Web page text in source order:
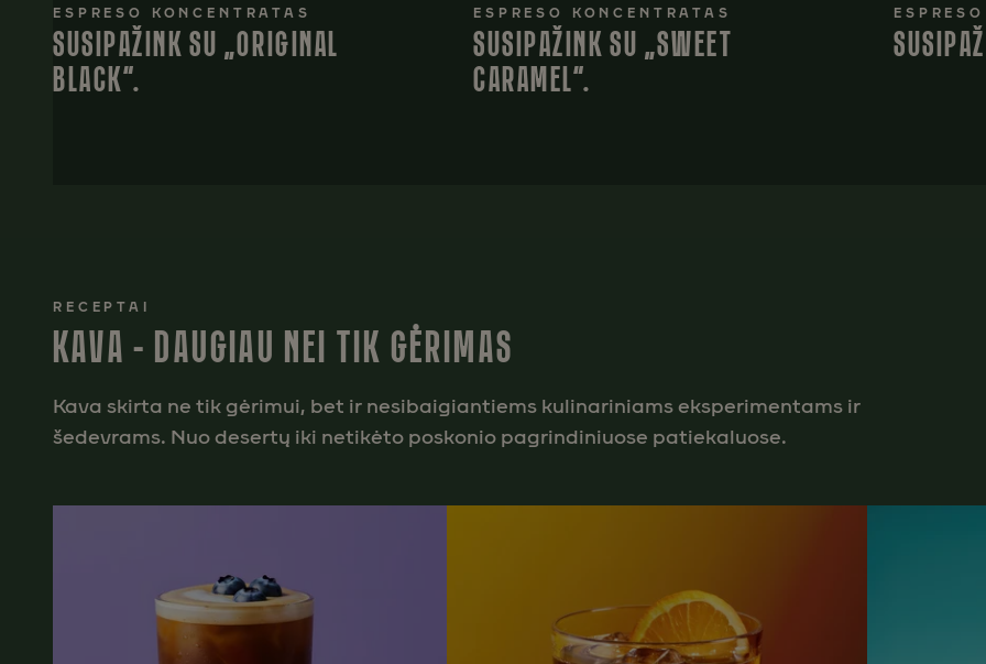
ESPRESO KONCENTRATAS
SUSIPAŽINK SU „ORIGINAL
BLACK“.
ESPRESO KONCENTRATAS
SUSIPAŽINK SU „SWEET
CARAMEL“.
RECEPTAI
KAVA – DAUGIAU NEI TIK GĖRIMAS
Kava skirta ne tik gėrimui, bet ir nesibaigiantiems kulinariniams eksperimentams ir
šedevrams. Nuo desertų iki netikėto poskonio pagrindiniuose patiekaluose.